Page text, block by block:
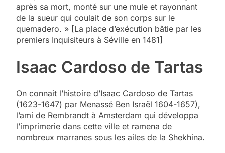
après sa mort, monté sur une mule et rayonnant
de la sueur qui coulait de son corps sur le
quemadero. » [La place d’exécution bâtie par les
premiers Inquisiteurs à Séville en 1481]
Isaac Cardoso de Tartas
On connait l’histoire d’Isaac Cardoso de Tartas
(1623-1647) par Menassé Ben Israël 1604-1657),
l’ami de Rembrandt à Amsterdam qui développa
l’imprimerie dans cette ville et ramena de
nombreux marranes sous les ailes de la Shekhina.